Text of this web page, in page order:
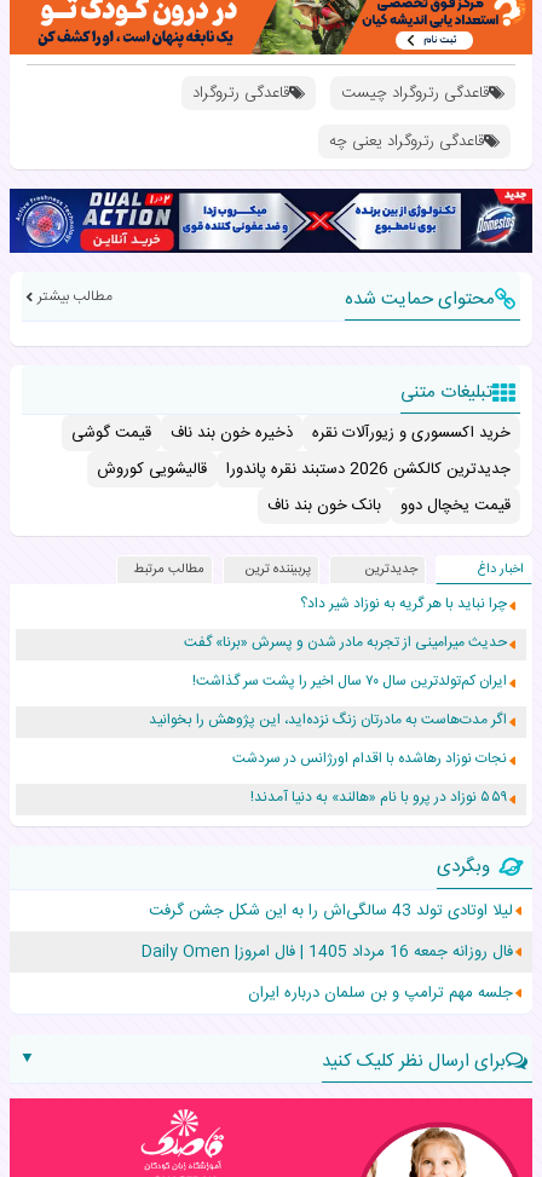
قاعدگی رتروگراد چیست
قاعدگی رتروگراد
قاعدگی رتروگراد یعنی چه
محتوای حمایت شده مطالب بیشتر
تبلیغات متنی
خرید اکسسوری و زیورآلات نقره ذخیره خون بند ناف
قیمت گوشی
جدیدترین کالکشن 2026 دستبند نقره پاندورا
قالیشویی کوروش
قیمت یخچال دوو
بانک خون بند ناف
اخبار داغ جدیدترین پربیننده ترین مطالب مرتبط
چرا نباید با هر گریه به نوزاد شیر داد؟
حدیث میرامینی از تجربه مادر شدن و پسرش «برنا» گفت
ایران کم‌تولدترین سال ۷۰ سال اخیر را پشت سر گذاشت!
اگر مدت‌هاست به مادرتان زنگ نزده‌اید، این پژوهش را بخوانید
نجات نوزاد رهاشده با اقدام اورژانس در سردشت
۵۵۹ نوزاد در پرو با نام «هالند» به دنیا آمدند!
زن ۲۴ ساله پس از درمان سرطان رحم، مادر شد
افزایش قد این دختر، چند میلیون دلار برای پدرش خرج داشته
حرکت غیرقانونی یک پرستار، جان دوقلوها را نجات داد!
عجیب‌ترین تولد در ۵/۵/۵ امسال که همه را شوکه کرد!
وبگردی
لیلا اوتادی تولد 43 سالگی‌اش را به این شکل جشن گرفت
فال روزانه جمعه 16 مرداد 1405 | فال امروز| Daily Omen
جلسه مهم ترامپ و بن سلمان درباره ایران
برای ارسال نظر کلیک کنید
▼
نام: